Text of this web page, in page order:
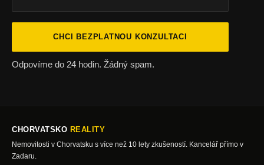
CHCI BEZPLATNOU KONZULTACI
Odpovíme do 24 hodin. Žádný spam.
CHORVATSKO REALITY
Nemovitosti v Chorvatsku s více než 10 lety zkušeností. Kancelář přímo v
Zadaru.